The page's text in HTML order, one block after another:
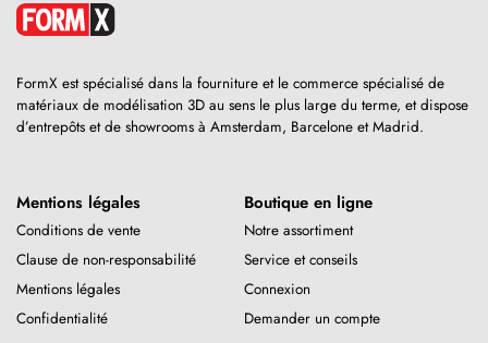
FormX est spécialisé dans la fourniture et le commerce spécialisé de
matériaux de modélisation 3D au sens le plus large du terme, et dispose
d’entrepôts et de showrooms à Amsterdam, Barcelone et Madrid.
Mentions légales
Conditions de vente
Clause de non-responsabilité
Mentions légales
Confidentialité
Boutique en ligne
Notre assortiment
Service et conseils
Connexion
Demander un compte